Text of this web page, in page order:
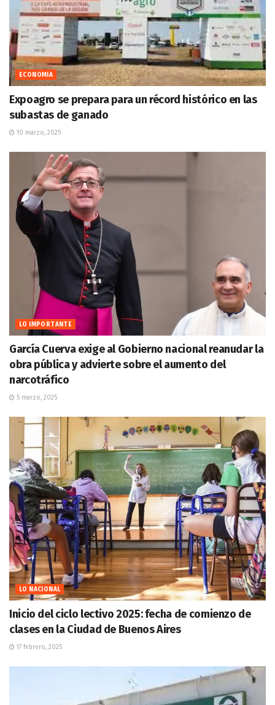
ECONOMIA
Expoagro se prepara para un récord histórico en las
subastas de ganado
10 marzo, 2025
LO IMPORTANTE
García Cuerva exige al Gobierno nacional reanudar la
obra pública y advierte sobre el aumento del
narcotráfico
5 marzo, 2025
LO NACIONAL
Inicio del ciclo lectivo 2025: fecha de comienzo de
clases en la Ciudad de Buenos Aires
17 febrero, 2025